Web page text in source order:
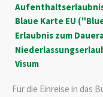
Blaue Karte EU
Erlaubnis zum
Visum
Für die Einreise in das